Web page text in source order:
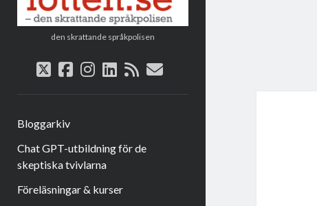
den skrattande språkpolisen
twitter
facebook
instagram
linkedin
rsse-
Bloggarkiv
Chat GPT-utbildning för de
skeptiska tvivlarna
Föreläsningar & kurser